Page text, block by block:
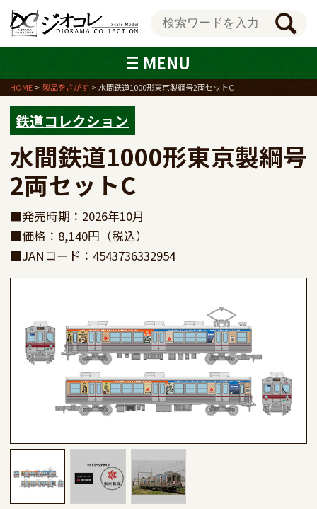
MENU
HOME 製品をさがす 水間鉄道1000形東京製綱号2両セットC
鉄道コレクション
水間鉄道1000形東京製綱号
2両セットC
■発売時期： 2026年10月
■価格：8,140円（税込）
■JANコード：4543736332954